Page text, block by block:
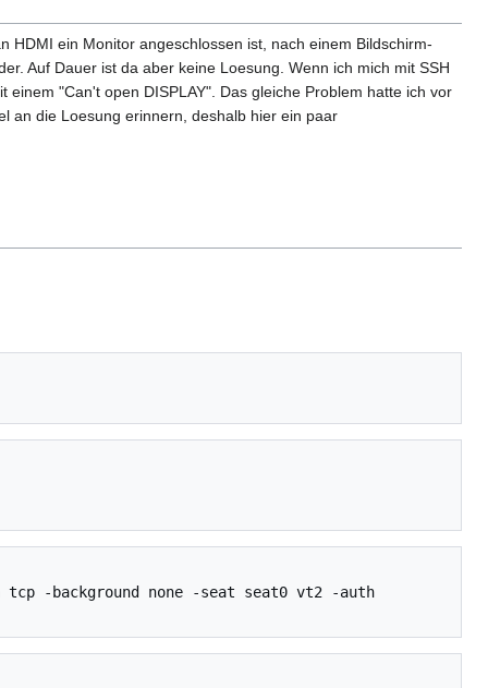
HDMI ein Monitor angeschlossen ist, nach einem Bildschirm-
Auf Dauer ist da aber keine Loesung. Wenn ich mich mit SSH
"Can't open DISPLAY". Das gleiche Problem hatte ich vor
an die Loesung erinnern, deshalb hier ein paar
-background none -seat seat0 vt2 -auth